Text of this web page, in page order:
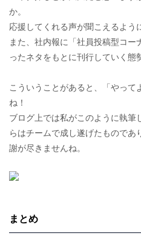
か。
応援してくれる声が聞こえるよう
また、社内報に「社員投稿型コー
ったネタをもとに刊行していく態
こういうことがあると、「やって
ね！
ブログ上では私がこのように執筆
らはチームで成し遂げたもので
謝が尽きませんね。
まとめ